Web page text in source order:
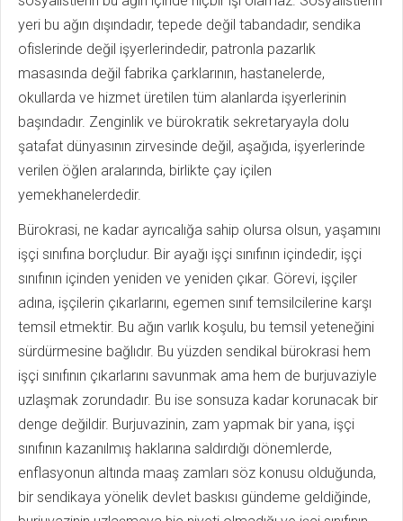
yeri bu ağın dışındadır, tepede değil tabandadır, sendika
ofislerinde değil işyerlerindedir, patronla pazarlık
masasında değil fabrika çarklarının, hastanelerde,
okullarda ve hizmet üretilen tüm alanlarda işyerlerinin
başındadır. Zenginlik ve bürokratik sekretaryayla dolu
şatafat dünyasının zirvesinde değil, aşağıda, işyerlerinde
verilen öğlen aralarında, birlikte çay içilen
yemekhanelerdedir.
Bürokrasi, ne kadar ayrıcalığa sahip olursa olsun, yaşamını
işçi sınıfına borçludur. Bir ayağı işçi sınıfının içindedir, işçi
sınıfının içinden yeniden ve yeniden çıkar. Görevi, işçiler
adına, işçilerin çıkarlarını, egemen sınıf temsilcilerine karşı
temsil etmektir. Bu ağın varlık koşulu, bu temsil yeteneğini
sürdürmesine bağlıdır. Bu yüzden sendikal bürokrasi hem
işçi sınıfının çıkarlarını savunmak ama hem de burjuvaziyle
uzlaşmak zorundadır. Bu ise sonsuza kadar korunacak bir
denge değildir. Burjuvazinin, zam yapmak bir yana, işçi
sınıfının kazanılmış haklarına saldırdığı dönemlerde,
enflasyonun altında maaş zamları söz konusu olduğunda,
bir sendikaya yönelik devlet baskısı gündeme geldiğinde,